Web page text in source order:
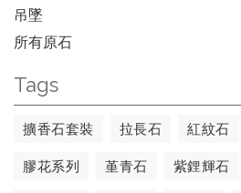
吊墜
所有原石
Tags
擴香石套裝 拉長石 紅紋石
膠花系列 堇青石 紫鋰輝石